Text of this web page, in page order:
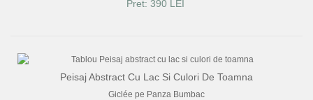
Pret: 390 LEI
Peisaj Abstract Cu Lac Si Culori De Toamna
Giclée pe Panza Bumbac